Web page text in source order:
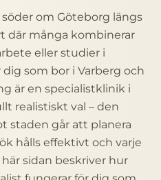
om Göteborg längs
där många kombinerar
eller studier i
som bor i Varberg och
är en specialistklinik i
realistiskt val – den
staden går att planera
hålls effektivt och varje
sidan beskriver hur